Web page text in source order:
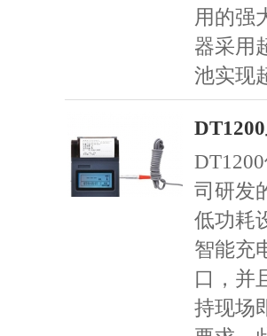
用的强
器采用
池实现
司研发
低功耗
智能充
口，并
持现场